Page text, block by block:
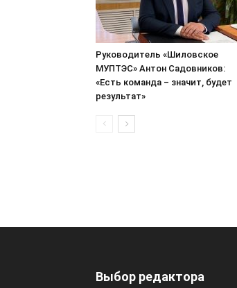
Руководитель «Шиловское
МУПТЭС» Антон Садовников:
«Есть команда – значит, будет
результат»
Выбор редактора